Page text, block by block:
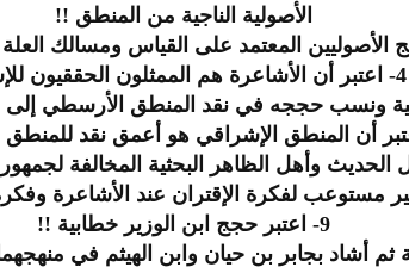
الأصولية الناجية من المنطق !!
4- اعتبر أن الأشاعرة هم الممثلون الحققيون للإسلام
9- اعتبر حجج ابن الوزير خطابية !!